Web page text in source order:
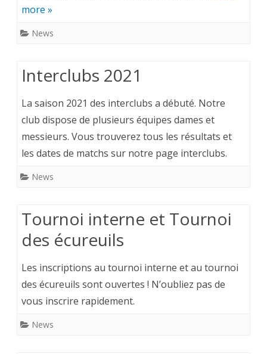
more »
News
Interclubs 2021
La saison 2021 des interclubs a débuté. Notre
club dispose de plusieurs équipes dames et
messieurs. Vous trouverez tous les résultats et
les dates de matchs sur notre page interclubs.
News
Tournoi interne et Tournoi
des écureuils
Les inscriptions au tournoi interne et au tournoi
des écureuils sont ouvertes ! N’oubliez pas de
vous inscrire rapidement.
News